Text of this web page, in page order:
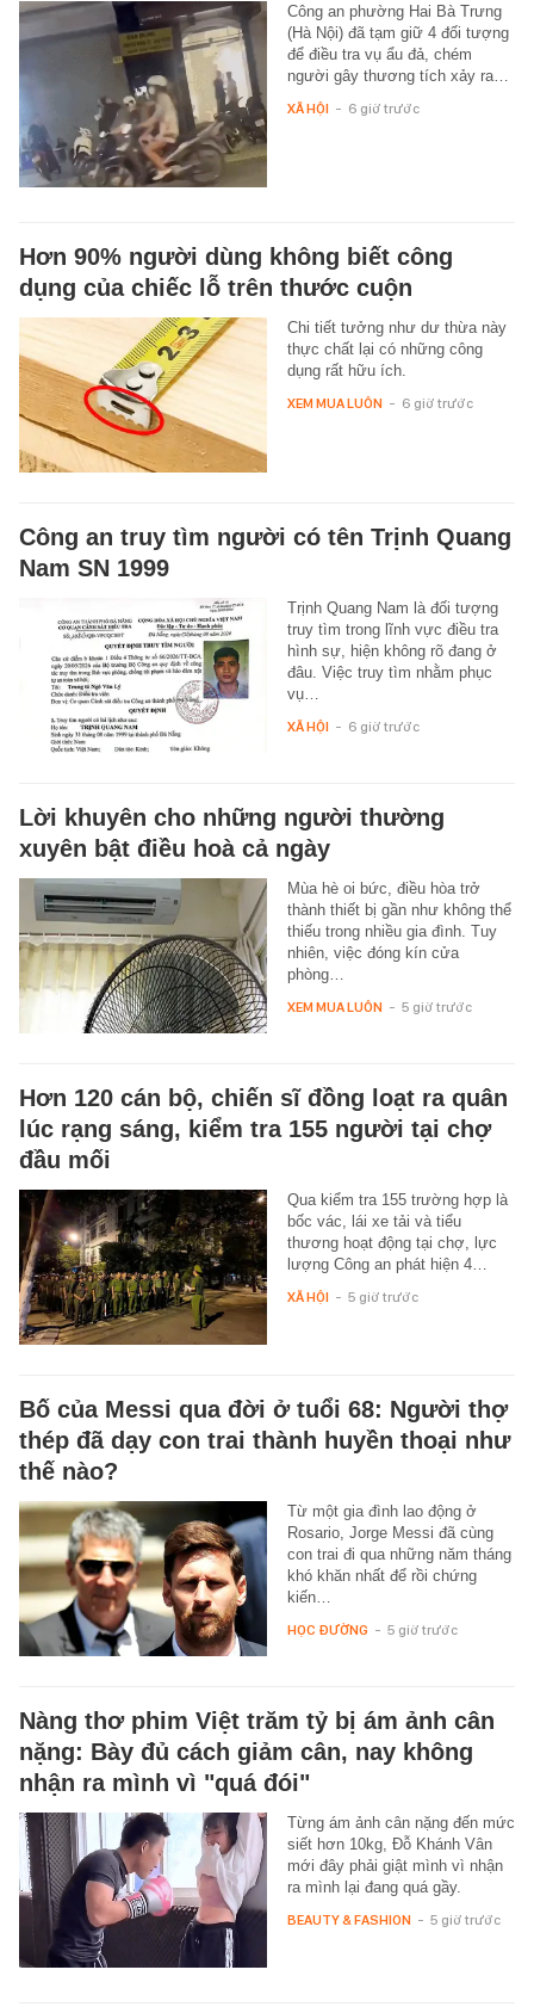
Công an phường Hai Bà Trưng
(Hà Nội) đã tạm giữ 4 đối tượng
để điều tra vụ ẩu đả, chém
người gây thương tích xảy ra…
XÃ HỘI - 6 giờ trước
Hơn 90% người dùng không biết công
dụng của chiếc lỗ trên thước cuộn
Chi tiết tưởng như dư thừa này
thực chất lại có những công
dụng rất hữu ích.
XEM MUA LUÔN - 6 giờ trước
Công an truy tìm người có tên Trịnh Quang
Nam SN 1999
Trịnh Quang Nam là đối tượng
truy tìm trong lĩnh vực điều tra
hình sự, hiện không rõ đang ở
đâu. Việc truy tìm nhằm phục
vụ…
XÃ HỘI - 6 giờ trước
Lời khuyên cho những người thường
xuyên bật điều hoà cả ngày
Mùa hè oi bức, điều hòa trở
thành thiết bị gần như không thể
thiếu trong nhiều gia đình. Tuy
nhiên, việc đóng kín cửa
phòng…
XEM MUA LUÔN - 5 giờ trước
Hơn 120 cán bộ, chiến sĩ đồng loạt ra quân
lúc rạng sáng, kiểm tra 155 người tại chợ
đầu mối
Qua kiểm tra 155 trường hợp là
bốc vác, lái xe tải và tiểu
thương hoạt động tại chợ, lực
lượng Công an phát hiện 4…
XÃ HỘI - 5 giờ trước
Bố của Messi qua đời ở tuổi 68: Người thợ
thép đã dạy con trai thành huyền thoại như
thế nào?
Từ một gia đình lao động ở
Rosario, Jorge Messi đã cùng
con trai đi qua những năm tháng
khó khăn nhất để rồi chứng
kiến…
HỌC ĐƯỜNG - 5 giờ trước
Nàng thơ phim Việt trăm tỷ bị ám ảnh cân
nặng: Bày đủ cách giảm cân, nay không
nhận ra mình vì "quá đói"
Từng ám ảnh cân nặng đến mức
siết hơn 10kg, Đỗ Khánh Vân
mới đây phải giật mình vì nhận
ra mình lại đang quá gầy.
BEAUTY & FASHION - 5 giờ trước